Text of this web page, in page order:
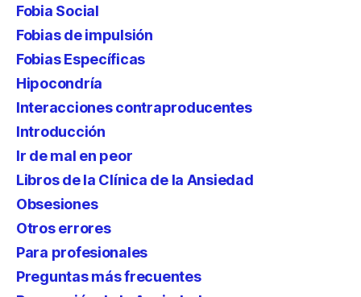
Fobia Social
Fobias de impulsión
Fobias Específicas
Hipocondría
Interacciones contraproducentes
Introducción
Ir de mal en peor
Libros de la Clínica de la Ansiedad
Obsesiones
Otros errores
Para profesionales
Preguntas más frecuentes